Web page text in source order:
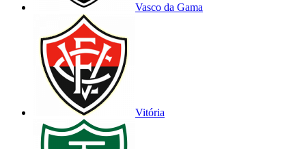
Vasco da Gama
Vitória